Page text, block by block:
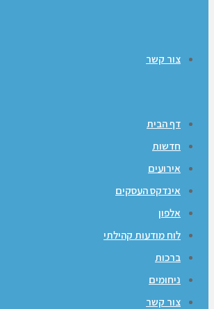
צור קשר
דף הבית
חדשות
אירועים
אינדקס העסקים
אלפון
לוח מודעות קהילתי
ברכות
ניחומים
צור קשר